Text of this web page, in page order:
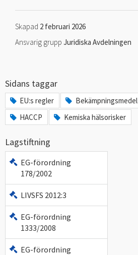
Skapad 2 februari 2026
Ansvarig grupp Juridiska Avdelningen
Sidans taggar
EU:s regler Bekämpningsmedel
HACCP
Kemiska hälsorisker
Lagstiftning
EG-förordning
178/2002
LIVSFS 2012:3
EG-förordning
1333/2008
EG-förordning